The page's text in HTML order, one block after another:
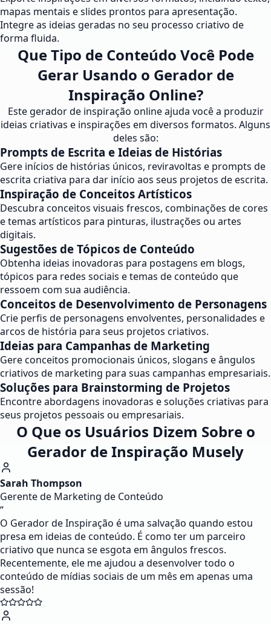
mapas mentais e slides prontos para apresentação.
Integre as ideias geradas no seu processo criativo de
forma fluida.
Que Tipo de Conteúdo Você Pode
Gerar Usando o Gerador de
Inspiração Online?
Este gerador de inspiração online ajuda você a produzir
ideias criativas e inspirações em diversos formatos. Alguns
deles são:
Prompts de Escrita e Ideias de Histórias
Gere inícios de histórias únicos, reviravoltas e prompts de
escrita criativa para dar início aos seus projetos de escrita.
Inspiração de Conceitos Artísticos
Descubra conceitos visuais frescos, combinações de cores
e temas artísticos para pinturas, ilustrações ou artes
digitais.
Sugestões de Tópicos de Conteúdo
Obtenha ideias inovadoras para postagens em blogs,
tópicos para redes sociais e temas de conteúdo que
ressoem com sua audiência.
Conceitos de Desenvolvimento de Personagens
Crie perfis de personagens envolventes, personalidades e
arcos de história para seus projetos criativos.
Ideias para Campanhas de Marketing
Gere conceitos promocionais únicos, slogans e ângulos
criativos de marketing para suas campanhas empresariais.
Soluções para Brainstorming de Projetos
Encontre abordagens inovadoras e soluções criativas para
seus projetos pessoais ou empresariais.
O Que os Usuários Dizem Sobre o
Gerador de Inspiração Musely
Sarah Thompson
Gerente de Marketing de Conteúdo
“
O Gerador de Inspiração é uma salvação quando estou
presa em ideias de conteúdo. É como ter um parceiro
criativo que nunca se esgota em ângulos frescos.
Recentemente, ele me ajudou a desenvolver todo o
conteúdo de mídias sociais de um mês em apenas uma
sessão!